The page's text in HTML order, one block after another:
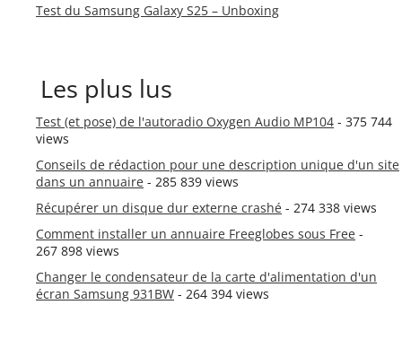
Test du Samsung Galaxy S25 – Unboxing
Les plus lus
Test (et pose) de l'autoradio Oxygen Audio MP104 - 375 744
views
Conseils de rédaction pour une description unique d'un site
dans un annuaire - 285 839 views
Récupérer un disque dur externe crashé - 274 338 views
Comment installer un annuaire Freeglobes sous Free -
267 898 views
Changer le condensateur de la carte d'alimentation d'un
écran Samsung 931BW - 264 394 views